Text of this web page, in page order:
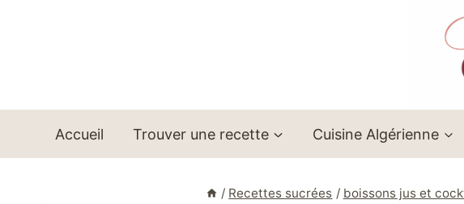
Accueil Trouver une recette Cuisine Algérienne
/ Recettes sucrées / boissons jus et